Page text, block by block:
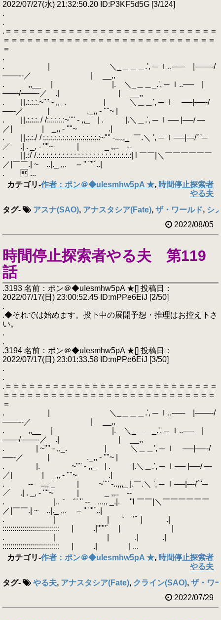
2022/07/27(水) 21:32:50.20 ID:P3KF5d5G [3/124]
.
.
.＝＝＝＝＝＝＝＝＝＝＝＝＝＝＝＝＝＝＝＝＝＝＝＝＝＝＝
＝＝＝＝＝＝＝＝＝＝＝＝＝＝＝＝＝＝＝＝＝＝＝＝＝＝＝
＝
.
. | ＼_＿＿＿.', ─ ｌ..‐── |───‐/
───‐‐／ | __,,
. ,,__ | |. ＼_＿＿_.', ─ ｌ..── |
───/───‐／ .| | __,,
. | |.:.:.:.~"'' - ,,_. | ＼＿＿', ─ ｌ ──|──‐/
──‐／ | ._,, - ''"~ |
. | |.:.:.:. / /:.:.:.:.:~"'' - ,,_ | . |.＼＿.', ─ ｌ── |──/ ─‐
／| | _,, - ''"~ .|
. | |.:.:./ / :.:.:.:.:.:.:.:.:.:.:.:.:.:.:~"'' -..,,,_ ￣.＼ ', ─ ｌ──|─‐/ﾞ'─
／ .| . _, - ''"~ | _ ,,.. -‐
. | |.: / / .:.:.:.:.:.:.:.:.:.:.:.:.:.:.:.:.:.:.:.:.:.:.:.:| l ￣￣|＼￣￣￣￣￣￣
／|￣￣.| ~ ..|._ ,,. -‐ '' ¨"´..|
.  ...
カテゴリ-作者：ポン＠◆uIesmhw5pA ★, 時間停止探索者
やる夫
タグ- アスナ(SAO), アナスタシア(Fate), ザ・ワールド, シ
2022/08/05
時間停止探索者やる夫 第119
話
.3193 名前：ポン＠◆uIesmhw5pA ★[] 投稿日：
2022/07/17(日) 23:00:52.45 ID:mPPe6EiJ [2/50]
.
.◆それでは始めます。投下中の展開予想・推理はお控え下さ
い。
.
.
.3194 名前：ポン＠◆uIesmhw5pA ★[] 投稿日：
2022/07/17(日) 23:01:33.58 ID:mPPe6EiJ [3/50]
.
.
.＝＝＝＝＝＝＝＝＝＝＝＝＝＝＝＝＝＝＝＝＝＝＝＝＝＝＝
＝＝＝＝＝＝＝＝＝＝＝＝＝＝＝＝＝＝＝＝＝＝＝＝＝＝＝
＝
. | ＼_＿＿＿.', ─ ｌ..‐── |───‐/
───‐‐／ | __,,
. ,,__ | |. ＼_＿＿_.', ─ ｌ..── |
───/───‐／ .| | __,,
. | ~"'' - ,,_. | ＼＿＿', ─ ｌ ──|──‐/
──‐／ | ._,, - ''"~ |
. |. ~"'' - ,,_ | . |.＼＿.', ─ ｌ── |──/ ─‐
／| | _,, - ''"~ .|
. ‐- ..,, _ | ~"'' -..,,,_ |.￣.＼ ', ─ ｌ──|─‐/ﾞ'─
／ .| . _, - ''"~ | _ ,,.. -‐
. |..｀゛¨ '' ‐- ...,, _.|. ''l ￣￣|＼￣￣￣￣￣￣
／|￣￣.| ~ ..|._ ,,. -‐ '' ¨"´..|
. | | ｀゛ﾞ | .|
::::::::::::::::::::::::::::: | .|''''"´ | |
. | | .| .|
::::::::::::::::::::::::::::: | .| | ...
カテゴリ-作者：ポン＠◆uIesmhw5pA ★, 時間停止探索者
やる夫
タグ- やる夫, アナスタシア(Fate), クライン(SAO), ザ・ワ
2022/07/29